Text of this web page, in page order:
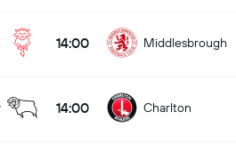
Middlesbrough
14:00
Charlton
14:00